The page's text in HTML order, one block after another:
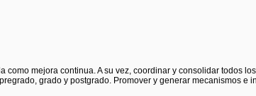
mejora continua. A su vez, coordinar y consolidar todos
grado y postgrado. Promover y generar mecanismos e